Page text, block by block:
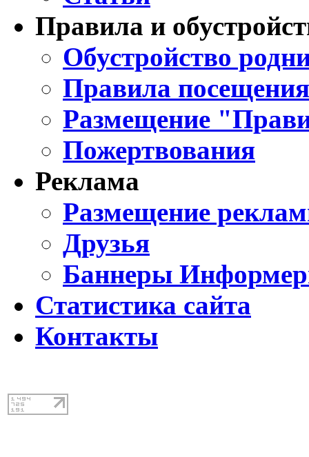
Правила и
Обустройство
Правила
Размещение
Пожертвования
Реклама
Размещение
Друзья
Баннеры
Статистика сайта
Контакты